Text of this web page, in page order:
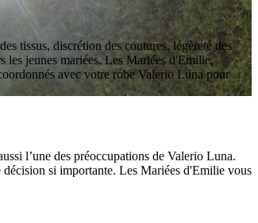
tissus, discrétion des coutures, légèreté des
les jeunes mariées. Les Mariées d'Emilie,
avec votre robe Valerio Luna pour
l’une des préoccupations de Valerio Luna.
décision si importante. Les Mariées d'Emilie vous